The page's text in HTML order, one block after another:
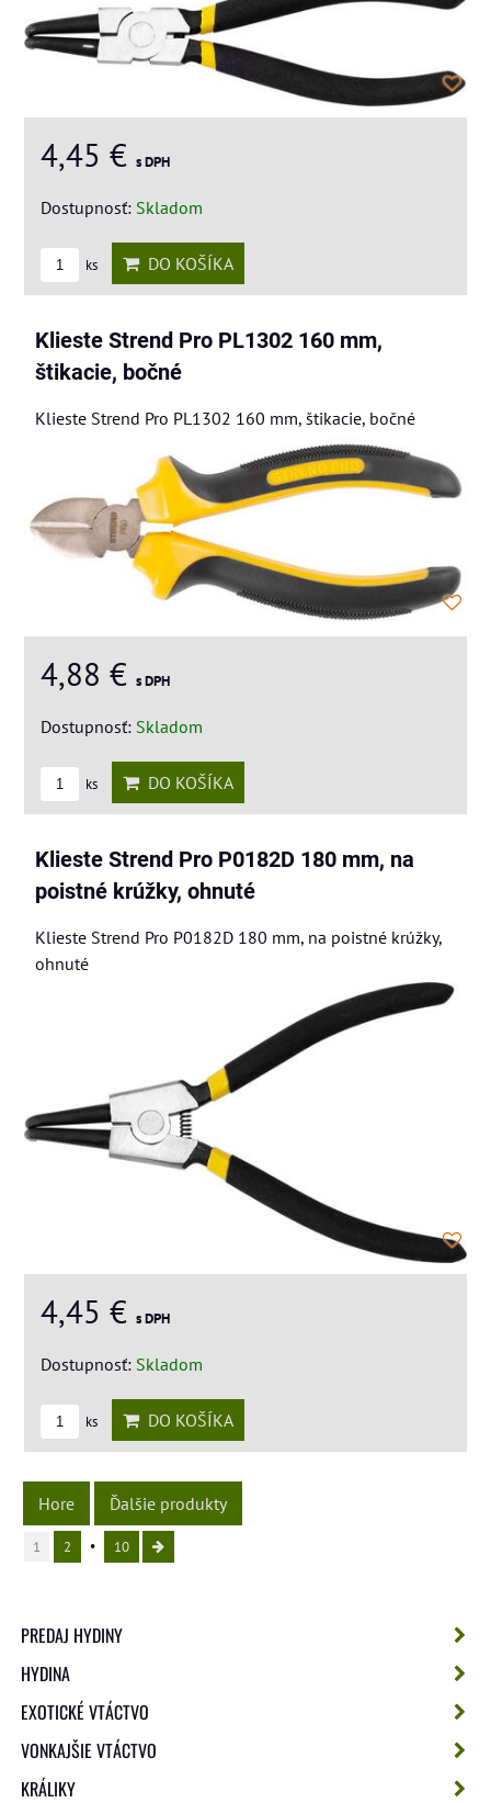
4,45 € s DPH
Dostupnosť: Skladom
ks DO KOŠÍKA
Klieste Strend Pro PL1302 160 mm,
štikacie, bočné
Klieste Strend Pro PL1302 160 mm, štikacie, bočné
4,88 € s DPH
Dostupnosť: Skladom
ks DO KOŠÍKA
Klieste Strend Pro P0182D 180 mm, na
poistné krúžky, ohnuté
Klieste Strend Pro P0182D 180 mm, na poistné krúžky,
ohnuté
4,45 € s DPH
Dostupnosť: Skladom
ks DO KOŠÍKA
Hore Ďalšie produkty
1 2 10
PREDAJ HYDINY
HYDINA
EXOTICKÉ VTÁCTVO
VONKAJŠIE VTÁCTVO
KRÁLIKY